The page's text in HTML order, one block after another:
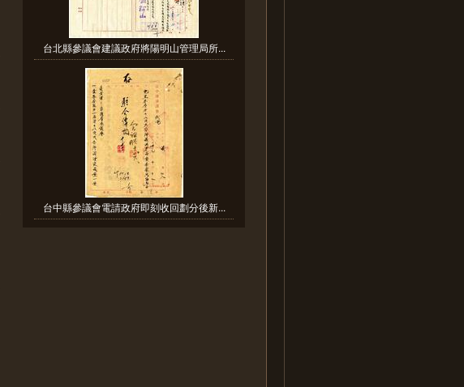
台北縣參議會建議政府將陽明山管理局所...
台中縣參議會電請政府即刻收回劃分後新...